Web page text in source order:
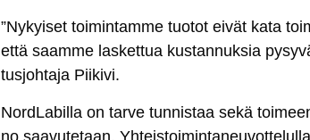
”Ny­kyi­set toi­min­tam­me tuo­tot ei­vät ka­ta
et­tä saam­me las­ket­tua kus­tan­nuk­sia
tus­joh­ta­ja Pii­ki­vi.
Nord­La­bil­la on tar­ve tun­nis­taa se­kä